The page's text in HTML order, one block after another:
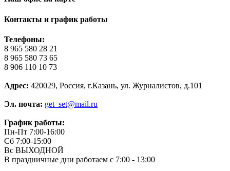
Контакты и график работы
Телефоны:
8 965 580 28 21
8 965 580 73 65
8 906 110 10 73
Адрес: 420029, Россия, г.Казань, ул. Журналистов, д.101
Эл. почта: get_set@mail.ru
График работы:
Пн-Пт 7:00-16:00
Сб 7:00-15:00
Вс ВЫХОДНОЙ
В праздничные дни работаем с 7:00 - 13:00